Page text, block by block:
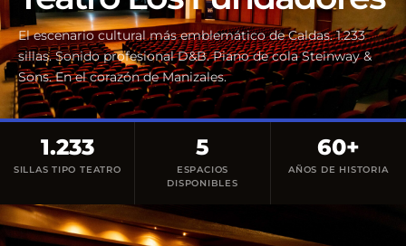
El escenario cultural más emblemático de Caldas. 1.233
sillas. Sonido profesional D&B. Piano de cola Steinway &
Sons. En el corazón de Manizales.
1.233
SILLAS TIPO TEATRO
5
ESPACIOS
DISPONIBLES
60+
AÑOS DE HISTORIA